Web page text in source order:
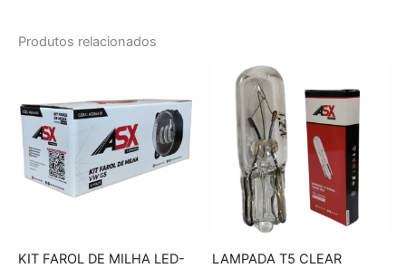
Produtos relacionados
KIT FAROL DE MILHA LED-
LAMPADA T5 CLEAR